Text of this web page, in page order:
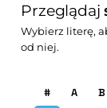
Przeglądaj
Wybierz literę,
od niej.
# A B